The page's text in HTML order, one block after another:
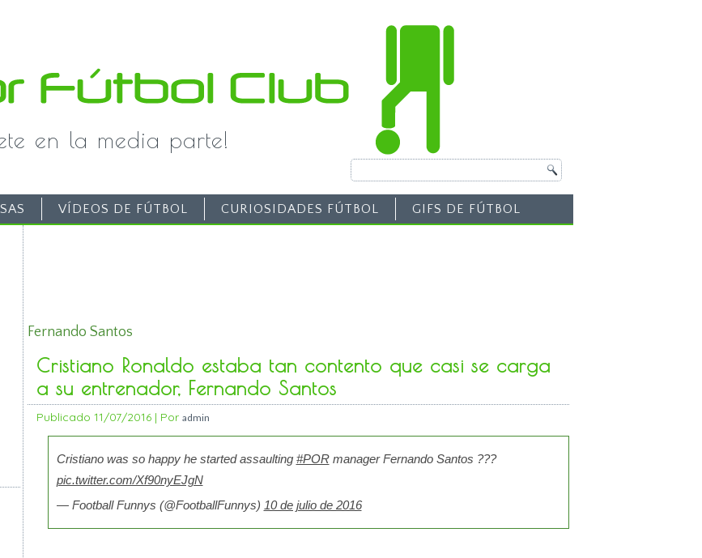
en la media parte!
VÍDEOS DE FÚTBOL CURIOSIDADES FÚTBOL GIFS DE FÚTBOL
Fernando Santos
Cristiano Ronaldo estaba tan contento que casi se carga
a su entrenador, Fernando Santos
Publicado 11/07/2016| Por admin
Cristiano was so happy he started assaulting #PORmanager Fernando Santos ???
pic.twitter.com/Xf90nyEJgN
— Football Funnys (@FootballFunnys) 10 de julio de 2016